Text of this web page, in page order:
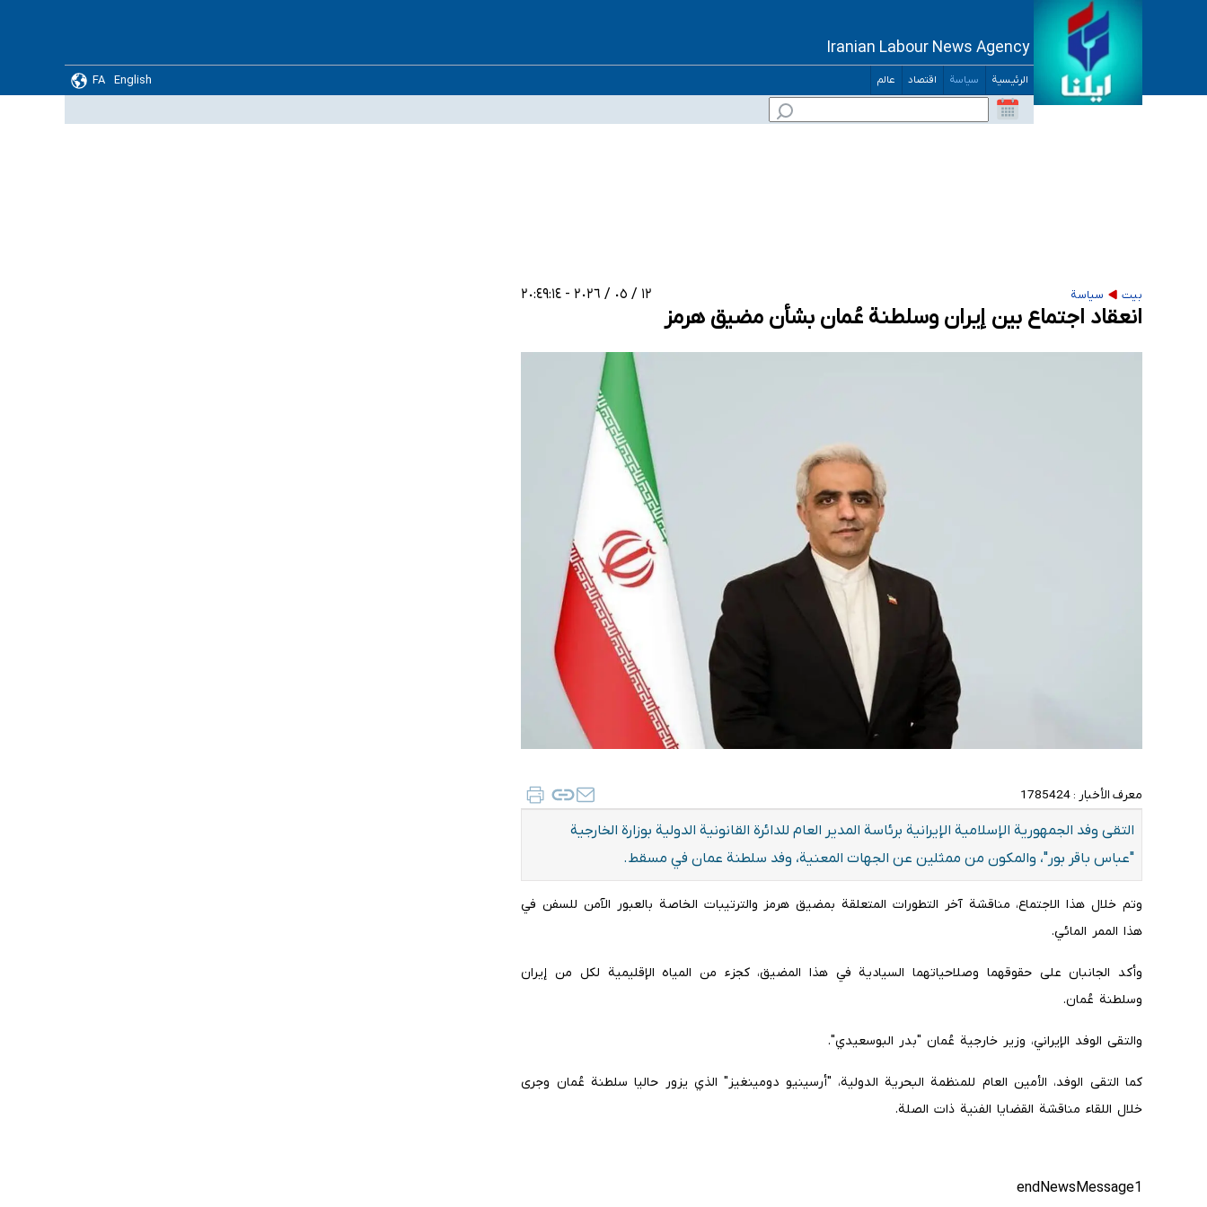
Iranian Labour News Agency
الرئيسية سياسة اقتصاد عالم English
FA
بيت سياسة ١٢ / ٠٥ / ٢٠٢٦ - ٢٠:٤٩:١٤
انعقاد اجتماع بین إیران وسلطنة عُمان بشأن مضیق هرمز
معرف الأخبار : 1785424
التقى وفد الجمهورية الإسلامية الإيرانية برئاسة المدير العام للدائرة القانونية الدولية بوزارة الخارجية
"عباس باقر بور"، والمکون من ممثلين عن الجهات المعنیة، وفد سلطنة عمان في مسقط.
وتم خلال هذا الاجتماع، مناقشة آخر التطورات المتعلقة بمضيق هرمز والترتيبات الخاصة بالعبور الآمن للسفن في
هذا الممر المائي.
وأكد الجانبان على حقوقهما وصلاحياتهما السيادية في هذا المضيق، كجزء من المياه الإقليمية لكل من إيران
وسلطنة عُمان.
والتقى الوفد الإيراني، وزير خارجية عُمان "بدر البوسعيدي".
کما التقى الوفد، الأمين العام للمنظمة البحرية الدولية، "أرسينيو دومينغيز" الذي يزور حاليا سلطنة عُمان وجرى
خلال اللقاء مناقشة القضايا الفنية ذات الصلة.
endNewsMessage1